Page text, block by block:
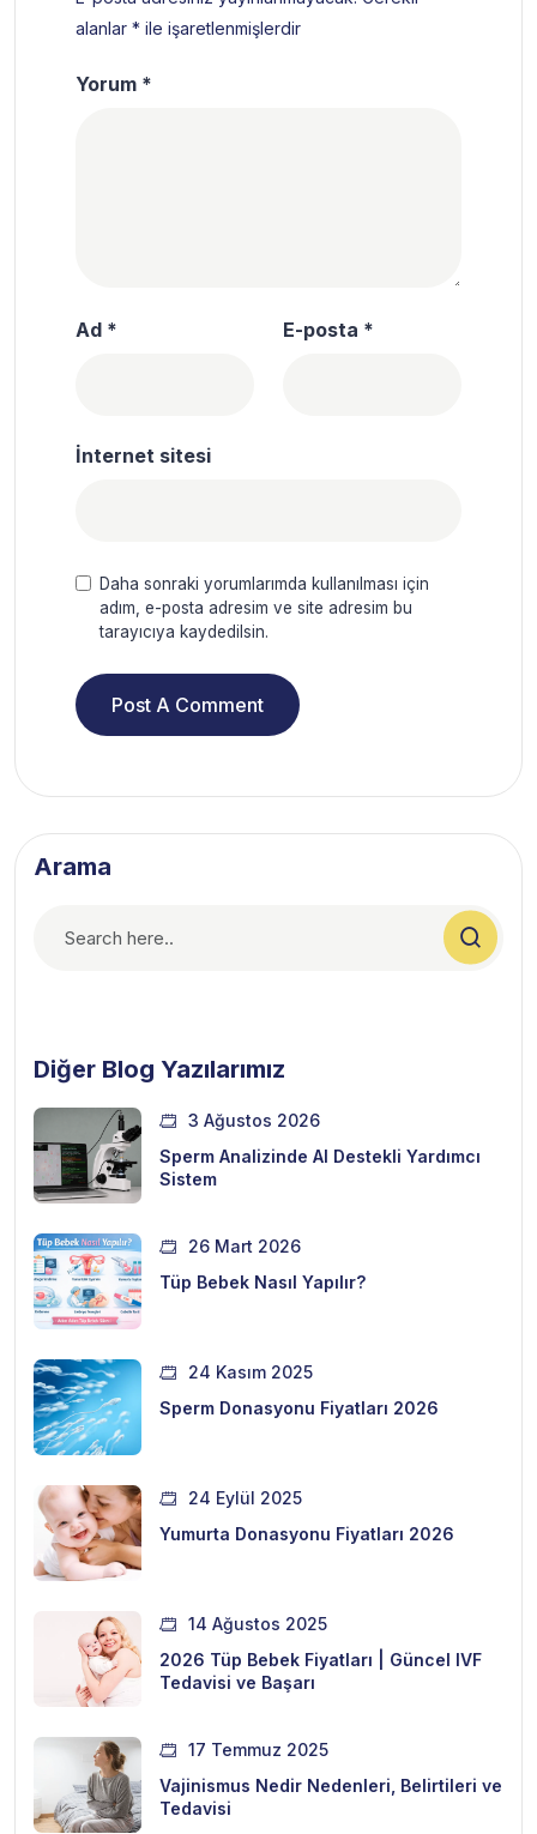
alanlar * ile işaretlenmişlerdir
Yorum *
Ad * E-posta *
İnternet sitesi
Daha sonraki yorumlarımda kullanılması için
adım, e-posta adresim ve site adresim bu
tarayıcıya kaydedilsin.
Arama
Diğer Blog Yazılarımız
3 Ağustos 2026
Sperm Analizinde AI Destekli Yardımcı
Sistem
26 Mart 2026
Tüp Bebek Nasıl Yapılır?
24 Kasım 2025
Sperm Donasyonu Fiyatları 2026
24 Eylül 2025
Yumurta Donasyonu Fiyatları 2026
14 Ağustos 2025
2026 Tüp Bebek Fiyatları | Güncel IVF
Tedavisi ve Başarı
17 Temmuz 2025
Vajinismus Nedir Nedenleri, Belirtileri ve
Tedavisi